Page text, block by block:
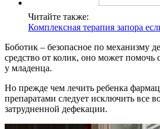
Читайте также:
Комплексная терапия запора
Боботик – безопасное по механизму
средство от колик, оно может помочь
у младенца.
Но прежде чем лечить ребенка
препаратами следует исключить все
затрудненной дефекации.